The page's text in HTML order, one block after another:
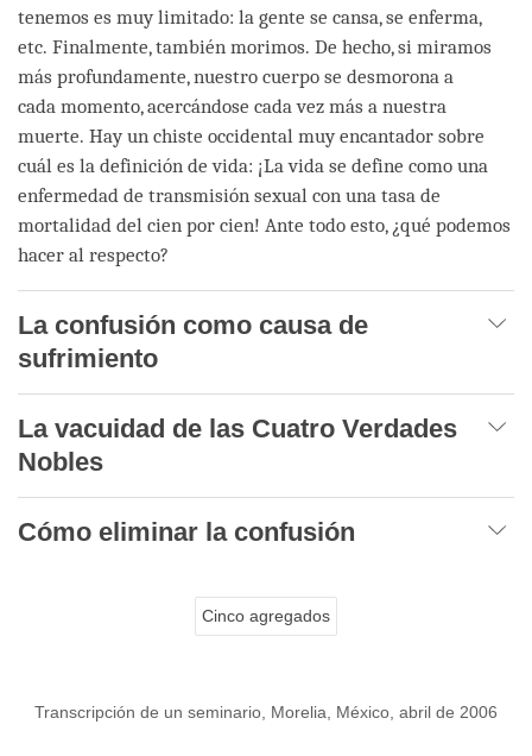
tenemos es muy limitado: la gente se cansa, se enferma,
etc. Finalmente, también morimos. De hecho, si miramos
más profundamente, nuestro cuerpo se desmorona a
cada momento, acercándose cada vez más a nuestra
muerte. Hay un chiste occidental muy encantador sobre
cuál es la definición de vida: ¡La vida se define como una
enfermedad de transmisión sexual con una tasa de
mortalidad del cien por cien! Ante todo esto, ¿qué podemos
hacer al respecto?
La confusión como causa de
sufrimiento
La vacuidad de las Cuatro Verdades
Nobles
Cómo eliminar la confusión
Cinco agregados
Transcripción de un seminario, Morelia, México, abril de 2006